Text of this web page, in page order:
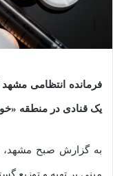
یک قنادی در منطقه
به گزارش صبح مشهد،
مبنی بر تهیه و توزیع